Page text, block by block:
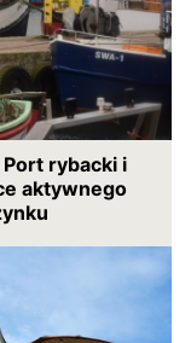
Port rybacki i
aktywnego